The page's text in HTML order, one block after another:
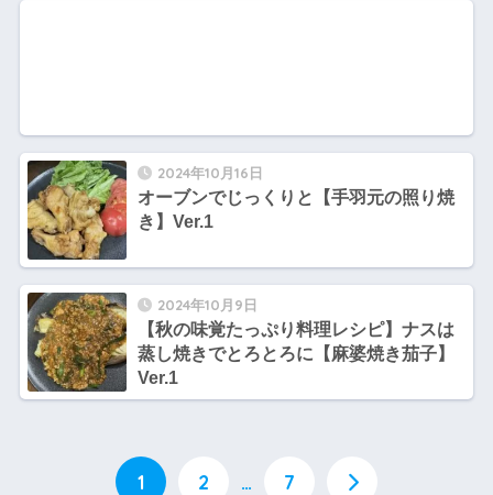
2024年10月16日
オーブンでじっくりと【手羽元の照り焼
き】Ver.1
2024年10月9日
【秋の味覚たっぷり料理レシピ】ナスは
蒸し焼きでとろとろに【麻婆焼き茄子】
Ver.1
1 2 … 7